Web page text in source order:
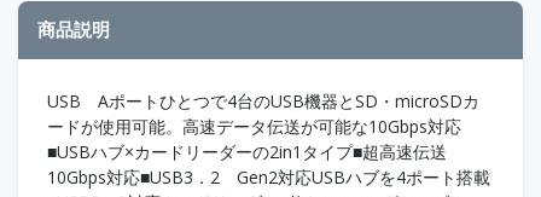
商品説明
USB Aポートひとつで4台のUSB機器とSD・microSDカ
ードが使用可能。高速データ伝送が可能な10Gbps対応
■USBハブ×カードリーダーの2in1タイプ■超高速伝送
10Gbps対応■USB3．2 Gen2対応USBハブを4ポート搭載